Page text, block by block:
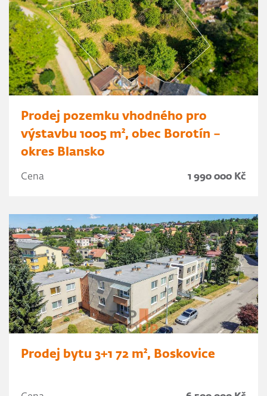
Prodej pozemku vhodného pro
výstavbu 1005 m², obec Borotín –
okres Blansko
Cena 1 990 000 Kč
Prodej bytu 3+1 72 m², Boskovice